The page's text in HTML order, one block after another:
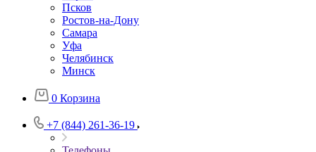
Псков
Ростов-на-Дону
Самара
Уфа
Челябинск
Минск
0 Корзина
+7 (844) 261-36-19